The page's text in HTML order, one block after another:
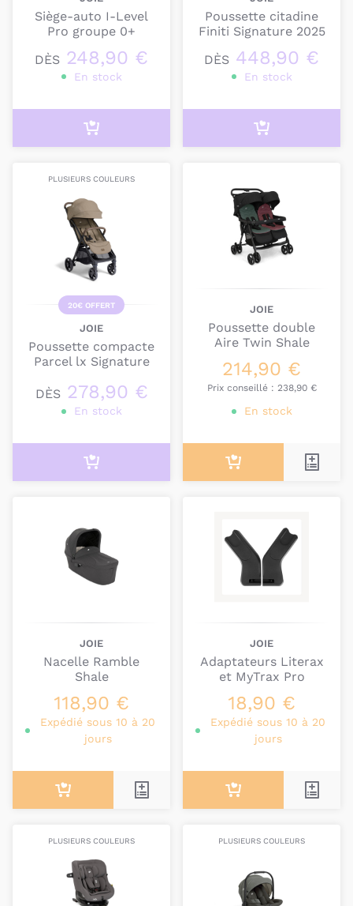
En cas de doute ou de question,contactez-nous:
nous serons ravis de vous apporter notre expertise
pour trouver le produit dont vous avez besoin.
Siège-auto I-Level
Pro groupe 0+
DÈS 248,90 €
En stock
Poussette citadine
Finiti Signature 2025
DÈS 448,90 €
En stock
PLUSIEURS COULEURS
20€ OFFERT
JOIE
Poussette compacte
Parcel lx Signature
DÈS 278,90 €
En stock
JOIE
Poussette double
Aire Twin Shale
214,90 €
Prix conseillé : 238,90 €
En stock
JOIE
Nacelle Ramble
Shale
118,90 €
Expédié sous 10 à 20
jours
JOIE
Adaptateurs Literax
et MyTrax Pro
18,90 €
Expédié sous 10 à 20
jours
PLUSIEURS COULEURS PLUSIEURS COULEURS